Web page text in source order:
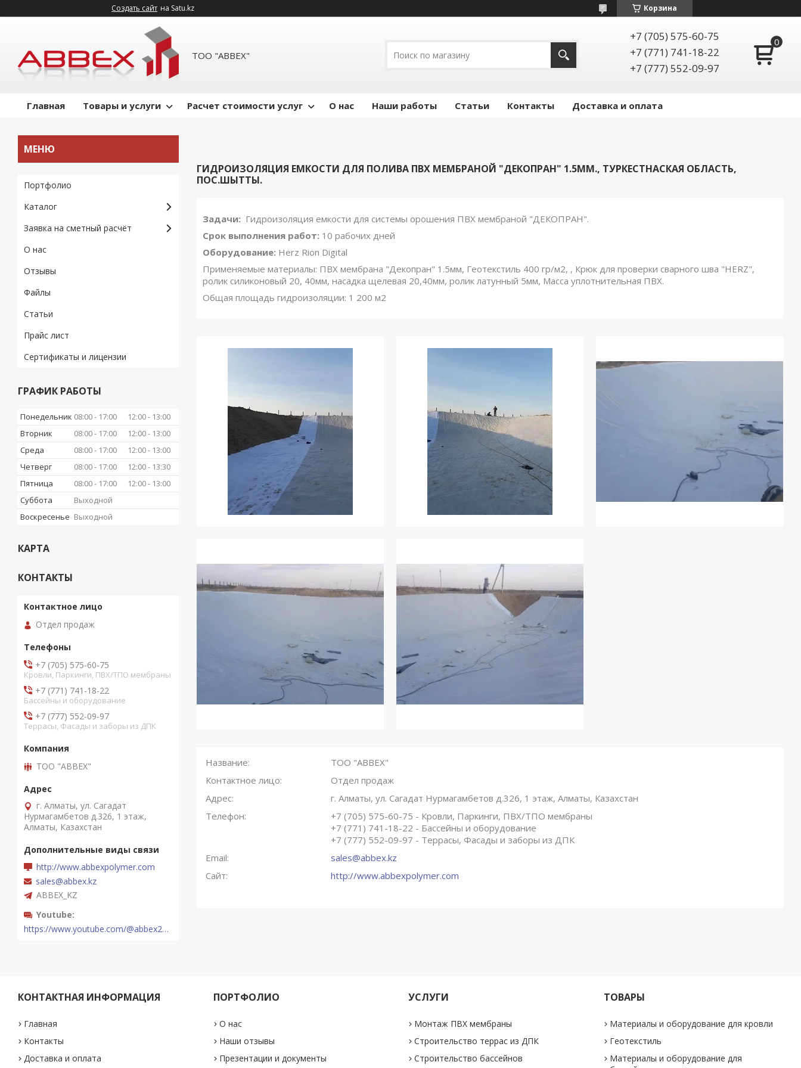
Создать сайт на Satu.kz Корзина
ТОО "ABBEX"
+7 (705) 575-60-75
+7 (771) 741-18-22
+7 (777) 552-09-97
Главная Товары и услуги Расчет стоимости услуг О нас Наши работы Статьи Контакты Доставка и оплата
ГИДРОИЗОЛЯЦИЯ ЕМКОСТИ ДЛЯ ПОЛИВА ПВХ МЕМБРАНОЙ "ДЕКОПРАН" 1.5ММ., ТУРКЕСТНАСКАЯ ОБЛАСТЬ,
ПОС.ШЫТТЫ.
Задачи: Гидроизоляция емкости для системы орошения ПВХ мембраной "ДЕКОПРАН".
Срок выполнения работ: 10 рабочих дней
Оборудование: Herz Rion Digital
Применяемые материалы: ПВХ мембрана "Декопран" 1.5мм, Геотекстиль 400 гр/м2, , Крюк для проверки сварного шва "HERZ",
ролик силиконовый 20, 40мм, насадка щелевая 20,40мм, ролик латунный 5мм, Масса уплотнительная ПВХ.
Общая площадь гидроизоляции: 1 200 м2
ТОО "ABBEX"
Отдел продаж
г. Алматы, ул. Сагадат Нурмагамбетов д.326, 1 этаж, Алматы, Казахстан
+7 (705) 575-60-75
Кровли, Паркинги, ПВХ/ТПО мембраны
+7 (771) 741-18-22
Бассейны и оборудование
+7 (777) 552-09-97
Террасы, Фасады и заборы из ДПК
sales@abbex.kz
http://www.abbexpolymer.com
Портфолио
Каталог
Заявка на сметный расчёт
О нас
Отзывы
Файлы
Статьи
Прайс лист
Сертификаты и лицензии
ГРАФИК РАБОТЫ
Понедельник 08:00 17:00 12:00
13:00
Вторник
08:00 17:00 12:00
13:00
Среда
08:00 17:00 12:00
13:00
Четверг
08:00 17:00 12:00
13:30
Пятница
08:00 17:00 12:00
13:00
Суббота
Выходной
Воскресенье Выходной
КАРТА
КОНТАКТЫ
Отдел продаж
+7 (705) 575-60-75
Кровли, Паркинги, ПВХ/ТПО мембраны
+7 (771) 741-18-22
Бассейны и оборудование
+7 (777) 552-09-97
Террасы, Фасады и заборы из ДПК
ТОО "ABBEX"
г. Алматы, ул. Сагадат
Нурмагамбетов д.326, 1 этаж,
Алматы, Казахстан
http://www.abbexpolymer.com
sales@abbex.kz
ABBEX_KZ
Youtube
https://www.youtube.com/@abbex2289
КОНТАКТНАЯ ИНФОРМАЦИЯ
Главная
Контакты
Доставка и оплата
ПОРТФОЛИО
О нас
Наши отзывы
Презентации и документы
УСЛУГИ
Монтаж ПВХ мембраны
Строительство террас из ДПК
Строительство бассейнов
ТОВАРЫ
Материалы и оборудование для кровли
Геотекстиль
Материалы и оборудование для